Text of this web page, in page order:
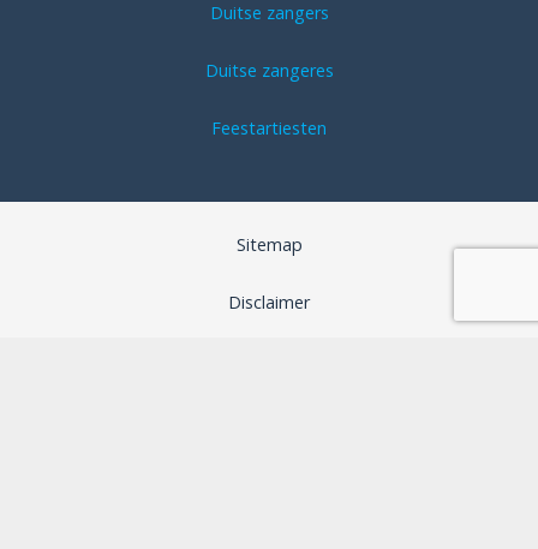
Duitse zangers
Duitse zangeres
Feestartiesten
Sitemap
Disclaimer